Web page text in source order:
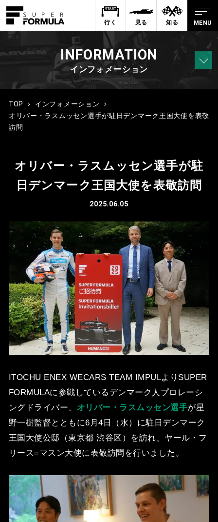
行く 見る 知る
INFORMATION
インフォメーション
TOP
インフォメーション
オリバー・ラスムッセン選手が駐日デンマーク王国大使を表敬
訪問
オリバー・ラスムッセン選手が駐
日デンマーク王国大使を表敬訪問
2025.06.05
ITOCHU ENEX WECARS TEAM IMPULよりSUPER
FORMULAに参戦しているデンマーク人プロレーシ
ングドライバー、 オリバー・ラスムッセン選手が星
野一樹監督とともに6月4日（水）に駐日デンマーク
王国大使公邸（東京都 渋谷区）を訪れ、ヤール・フ
リース=マスン大使に表敬訪問を行いました。